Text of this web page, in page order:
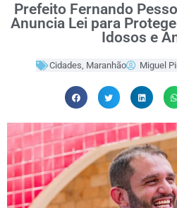
Prefeito Fernando
Anuncia Lei para
Idosos e
Cidades, Maranhão Miguel